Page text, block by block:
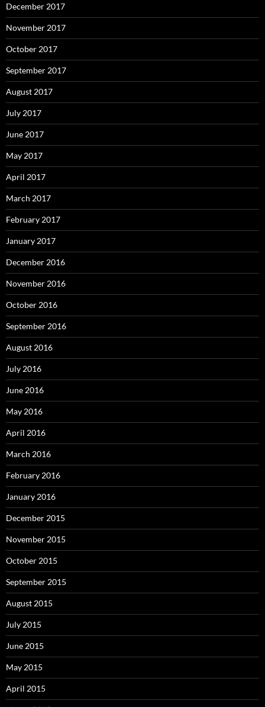
December 2017
November 2017
October 2017
September 2017
August 2017
July 2017
June 2017
May 2017
April 2017
March 2017
February 2017
January 2017
December 2016
November 2016
October 2016
September 2016
August 2016
July 2016
June 2016
May 2016
April 2016
March 2016
February 2016
January 2016
December 2015
November 2015
October 2015
September 2015
August 2015
July 2015
June 2015
May 2015
April 2015